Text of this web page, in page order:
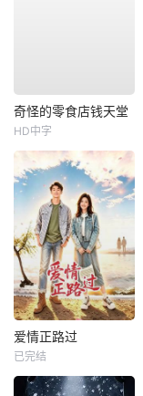
奇怪的零食店钱天堂
HD中字
爱情正路过
已完结